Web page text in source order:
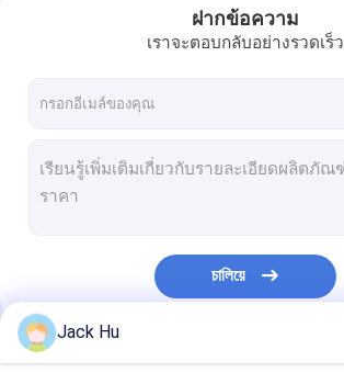
ฝากข้อความ
เราจะตอบกลับอย่างรวดเร็ว
চালিয়ে
หมวดหมู่ของเรา
Jack Hu